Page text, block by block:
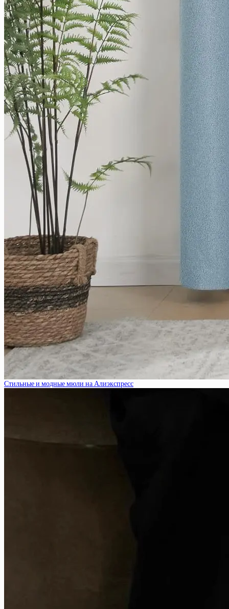
Стильные и модные мюли на Алиэкспресс